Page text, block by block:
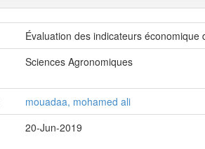
Évaluation des indicateurs
Sciences Agronomiques
mouadaa, mohamed ali
20-Jun-2019